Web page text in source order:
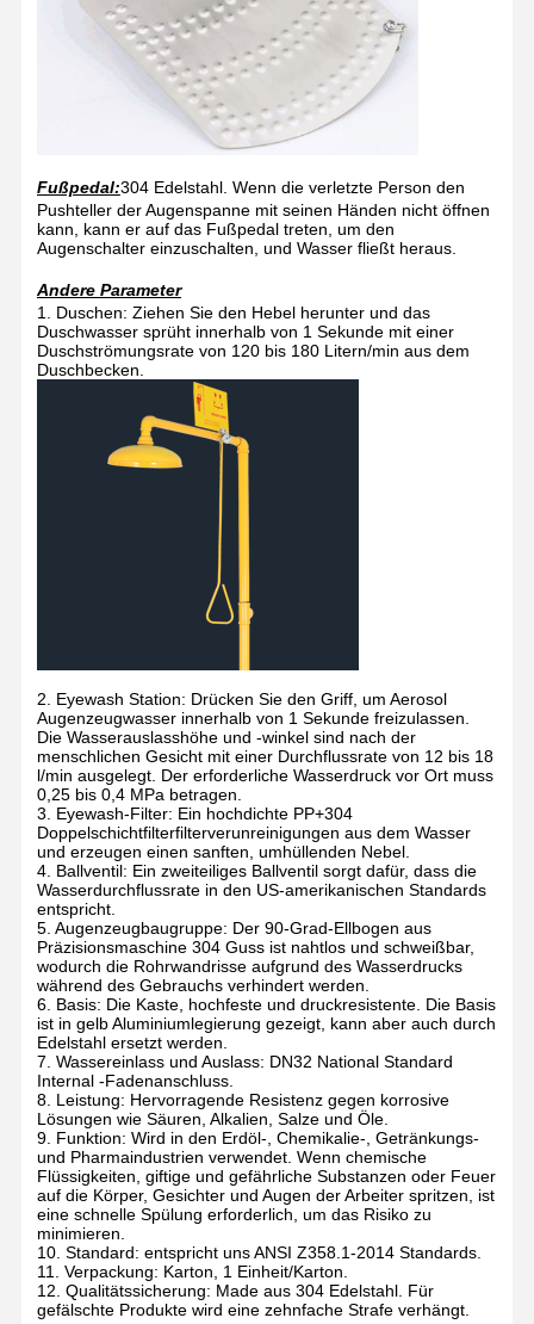
Fußpedal:304 Edelstahl. Wenn die verletzte Person den
Pushteller der Augenspanne mit seinen Händen nicht öffnen
kann, kann er auf das Fußpedal treten, um den
Augenschalter einzuschalten, und Wasser fließt heraus.
Andere Parameter
1. Duschen: Ziehen Sie den Hebel herunter und das
Duschwasser sprüht innerhalb von 1 Sekunde mit einer
Duschströmungsrate von 120 bis 180 Litern/min aus dem
Duschbecken.
2. Eyewash Station: Drücken Sie den Griff, um Aerosol
Augenzeugwasser innerhalb von 1 Sekunde freizulassen.
Die Wasserauslasshöhe und -winkel sind nach der
menschlichen Gesicht mit einer Durchflussrate von 12 bis 18
l/min ausgelegt. Der erforderliche Wasserdruck vor Ort muss
0,25 bis 0,4 MPa betragen.
3. Eyewash-Filter: Ein hochdichte PP+304
Doppelschichtfilterfilterverunreinigungen aus dem Wasser
und erzeugen einen sanften, umhüllenden Nebel.
4. Ballventil: Ein zweiteiliges Ballventil sorgt dafür, dass die
Wasserdurchflussrate in den US-amerikanischen Standards
entspricht.
5. Augenzeugbaugruppe: Der 90-Grad-Ellbogen aus
Präzisionsmaschine 304 Guss ist nahtlos und schweißbar,
wodurch die Rohrwandrisse aufgrund des Wasserdrucks
während des Gebrauchs verhindert werden.
6. Basis: Die Kaste, hochfeste und druckresistente. Die Basis
ist in gelb Aluminiumlegierung gezeigt, kann aber auch durch
Edelstahl ersetzt werden.
7. Wassereinlass und Auslass: DN32 National Standard
Internal -Fadenanschluss.
8. Leistung: Hervorragende Resistenz gegen korrosive
Lösungen wie Säuren, Alkalien, Salze und Öle.
9. Funktion: Wird in den Erdöl-, Chemikalie-, Getränkungs-
und Pharmaindustrien verwendet. Wenn chemische
Flüssigkeiten, giftige und gefährliche Substanzen oder Feuer
auf die Körper, Gesichter und Augen der Arbeiter spritzen, ist
eine schnelle Spülung erforderlich, um das Risiko zu
minimieren.
10. Standard: entspricht uns ANSI Z358.1-2014 Standards.
11. Verpackung: Karton, 1 Einheit/Karton.
12. Qualitätssicherung: Made aus 304 Edelstahl. Für
gefälschte Produkte wird eine zehnfache Strafe verhängt.